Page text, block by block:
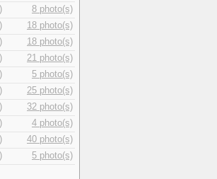
8 photo(s)
18 photo(s)
18 photo(s)
21 photo(s)
5 photo(s)
25 photo(s)
32 photo(s)
4 photo(s)
40 photo(s)
5 photo(s)